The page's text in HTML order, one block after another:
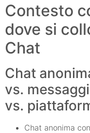
Contesto
dove si
Chat
Chat
vs.
vs.
Chat anonima